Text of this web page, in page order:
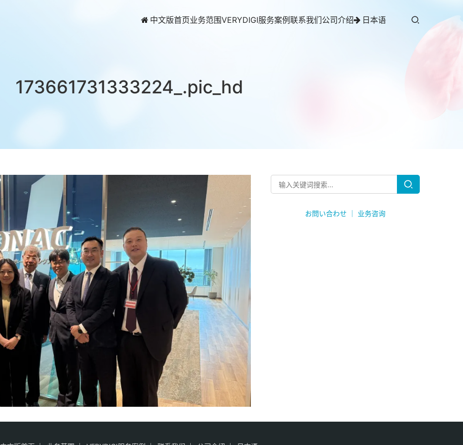
中文版首页业务范围VERYDIGI服务案例 联系我们公司介绍 日本语
173661731333224_.pic_hd
お問い合わせ ｜ 业务咨询